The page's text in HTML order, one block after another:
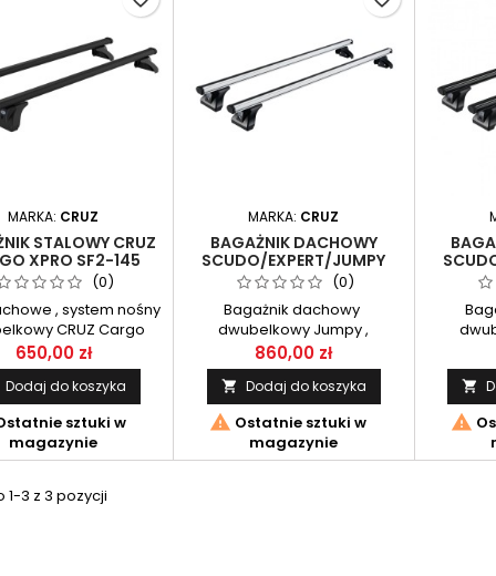
MARKA: CRUZ
STALOWY CRUZ
XPRO SF2-145
/SCUDO EXPERT
L2H2
(0)
, system nośny
CRUZ Cargo
145, przeznaczony
do JUMPY/
SCUDO/Spacetourer
PROACE 2016 , Opel
i Zafira 2016-
650,00 zł
Dodaj do koszyka
sztuki w
magazynie
MARKA: CRUZ
BAGAŻNIK DACHOWY
SCUDO/EXPERT/JUMPY
2016- CRUZ ALU CARGO
AF2-138
(0)
Bagażnik dachowy
dwubelkowy Jumpy ,
Spacetourer /Expert, Scudo
2016- / Proace 2016- / Opel
Zafira 2019-/Vivaro 2016-CRUZ
Cargo alu AF2-138.
860,00 zł
 Dodaj do koszyka
 Ostatnie sztuki w
magazynie
2016-
2016-
Zafira


1-3 z 3 pozycji